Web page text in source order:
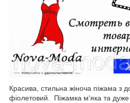
Красива, стильна жіноча піжама з
фіолетовий. Піжамка м'яка та